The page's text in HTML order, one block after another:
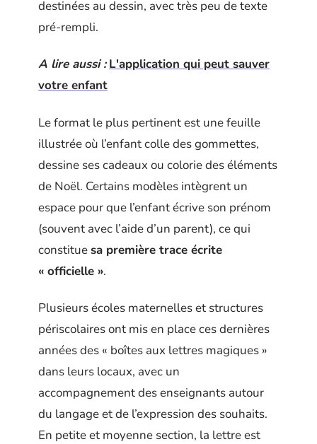
destinées au dessin, avec très peu de texte
pré-rempli.
A lire aussi : L'application qui peut sauver
votre enfant
Le format le plus pertinent est une feuille
illustrée où l’enfant colle des gommettes,
dessine ses cadeaux ou colorie des éléments
de Noël. Certains modèles intègrent un
espace pour que l’enfant écrive son prénom
(souvent avec l’aide d’un parent), ce qui
constituesa première trace écrite
« officielle ».
Plusieurs écoles maternelles et structures
périscolaires ont mis en place ces dernières
années des « boîtes aux lettres magiques »
dans leurs locaux, avec un
accompagnement des enseignants autour
du langage et de l’expression des souhaits.
En petite et moyenne section, la lettre est